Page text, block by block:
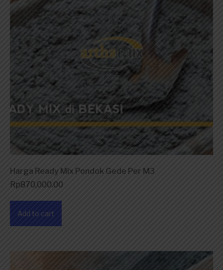
Harga Ready Mix Pondok Gede Per M3
Rp870,000.00
Add to cart